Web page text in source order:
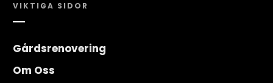
VIKTIGA SIDOR
Gårdsrenovering
Om Oss